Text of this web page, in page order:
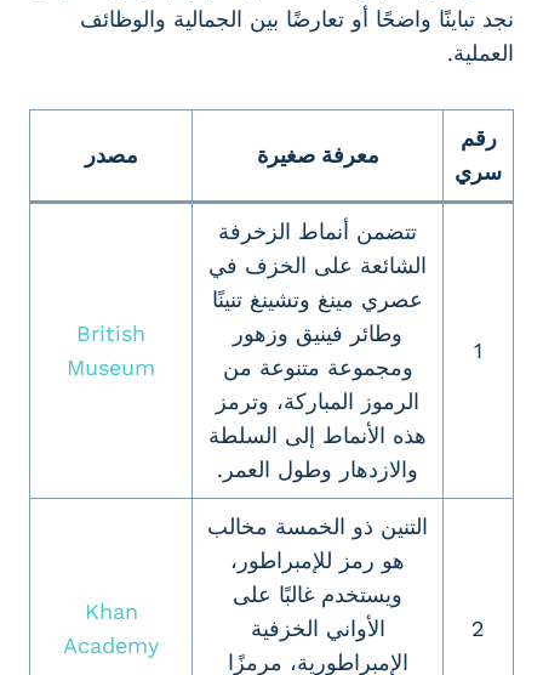
نجد تباينًا واضحًا أو تعارضًا بين الجمالية والوظائف
العملية.
رقم
سري
معرفة صغيرة مصدر
1
تتضمن أنماط الزخرفة
الشائعة على الخزف في
عصري مينغ وتشينغ تنينًا
وطائر فينيق وزهور
ومجموعة متنوعة من
الرموز المباركة، وترمز
هذه الأنماط إلى السلطة
والازدهار وطول العمر.
British
Museum
2
التنين ذو الخمسة مخالب
هو رمز للإمبراطور،
ويستخدم غالبًا على
الأواني الخزفية
الإمبراطورية، مرمزًا
Khan
Academy